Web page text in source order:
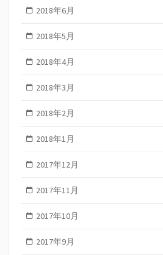
2018年6月
2018年5月
2018年4月
2018年3月
2018年2月
2018年1月
2017年12月
2017年11月
2017年10月
2017年9月